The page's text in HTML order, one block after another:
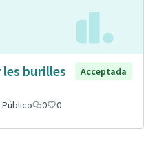
burilles
Acceptada
0 0